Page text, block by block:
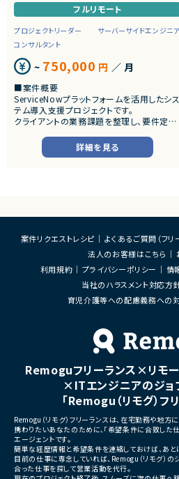
フルリモート
プロジェクトリーダー
サーバーサイドエンジニア
コンサルタント
~ 750,000 円 ／ 月
■案件概要
ServiceNowプラットフォームを活用したシス
テム導入支援プロジェクトです。
クライアントの業務課題を整理し、要件定義
だきます。
・詳細設計書、テスト仕様書等のドキュメント
作成
・成果物レビューおよび品質管理
・開発メンバーへの技術支援、進捗管理
・少人数体制でのプロジェクト推進
プロジェクト拡大に伴う増員募集
詳細を見る
案件リクエストレシピ よくあるご質問（フリ
法人のお客様はこちら
利用規約
プライバシーポリシー
情
当社のハラスメント対応方
育児介護等への配慮義務への
Remoguフリーランス×リモー
×ITエンジニアのジョ
「Remogu（リモグ）フ
Remogu（リモグ）フリーランスは、在宅勤務や地
携わりたいあなたのために、「希望条件に合致した
エージェントです。
簡単な経歴情報と希望条件を連絡しておけば、あと
目前の仕事に専念していれば、Remogu（リモグ）
合った仕事を探して営業活動を代行。